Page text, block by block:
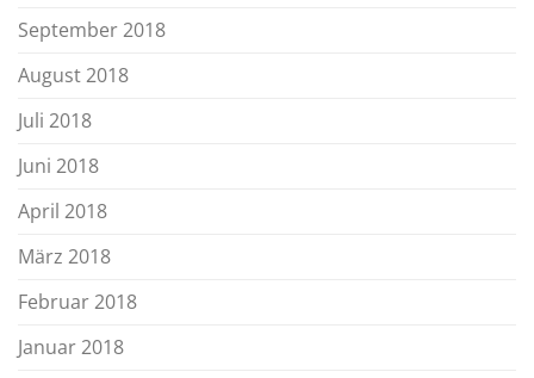
September 2018
August 2018
Juli 2018
Juni 2018
April 2018
März 2018
Februar 2018
Januar 2018